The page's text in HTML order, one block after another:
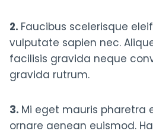
2. Faucibus scelerisque
vulputate sapien nec.
facilisis gravida neque
gravida rutrum.
3. Mi eget mauris pharetra
ornare aenean euismod.